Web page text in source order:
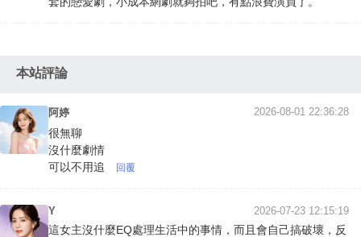
本站評論
阿婷 2026-08-01 22:36:28
很無聊
沒什麼劇情
可以不用追
回覆
Y 2026-07-23 12:15:19
這女主沒什麼EQ處理生活中的事情，而且會自己搞破壞，反